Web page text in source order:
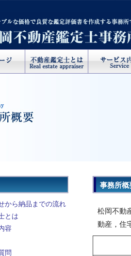
事務所概
松岡不動
動産，住
から納品までの流れ
とは
容
問